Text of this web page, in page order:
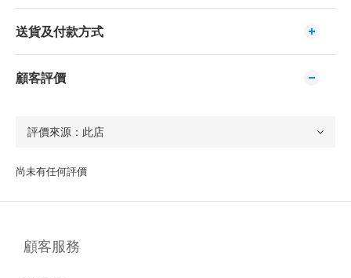
送貨及付款方式
顧客評價
尚未有任何評價
顧客服務